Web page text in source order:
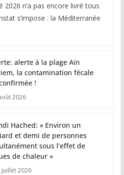
2026 n’a pas encore livré tous
s’impose : la Méditerranée
alerte à la plage Aïn
la contamination fécale
!
2026
Hached: « Environ un
et demi de personnes
sous l’effet de
de chaleur »
juillet 2026